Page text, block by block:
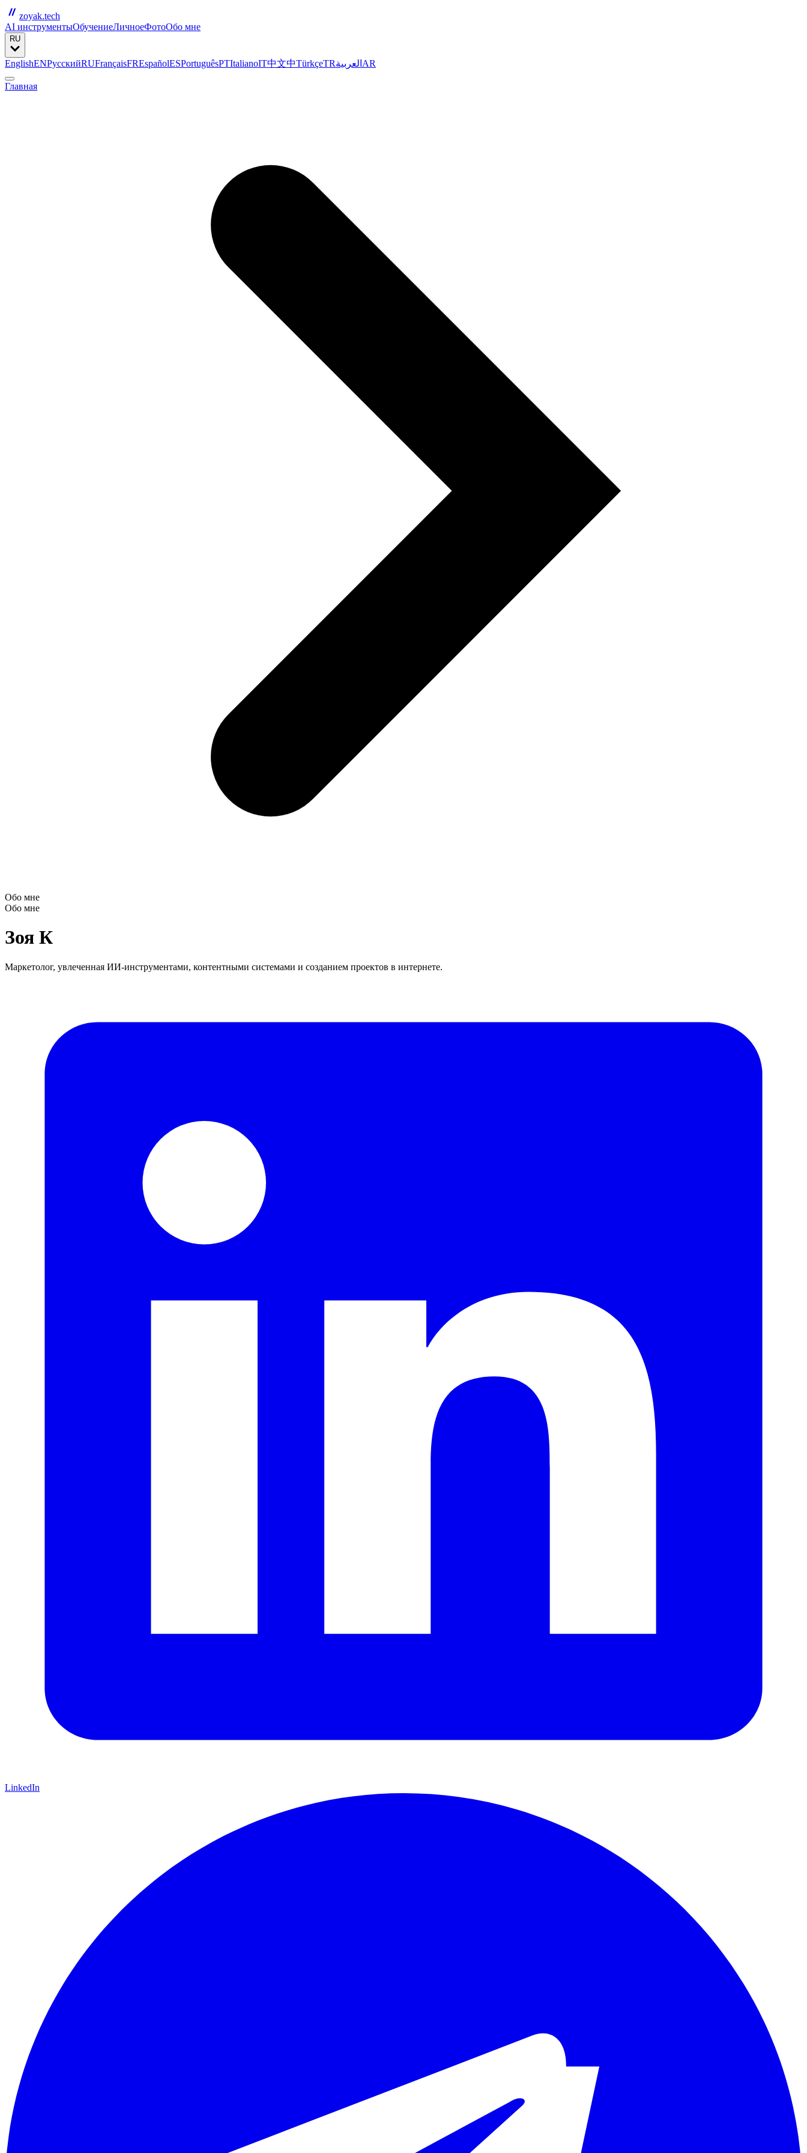
zoyak.tech
AI инструментыОбучениеЛичноеФотоОбо мне
RU
EnglishENРусскийRUFrançaisFREspañolESPortuguêsPTItalianoIT中文中TürkçeTRالعربية AR
Главная
Обо мне
Обо мне
Зоя К
Маркетолог, увлеченная ИИ-инструментами, контентными системами и созданием проектов в интернете.
LinkedIn